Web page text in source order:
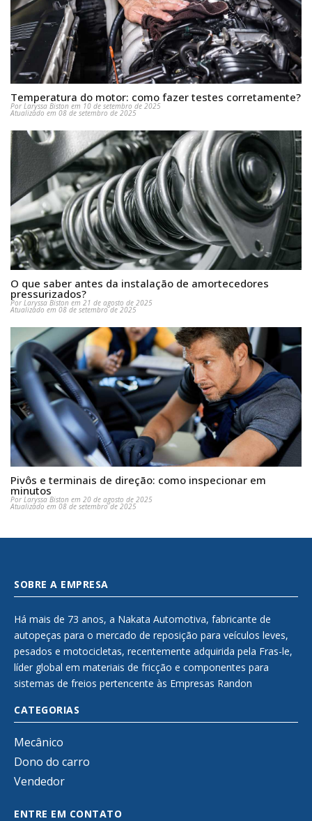
Temperatura do motor: como fazer testes corretamente?
Por Laryssa Biston em 10 de setembro de 2025
Atualizado em 08 de setembro de 2025
O que saber antes da instalação de amortecedores
pressurizados?
Por Laryssa Biston em 21 de agosto de 2025
Atualizado em 08 de setembro de 2025
Pivôs e terminais de direção: como inspecionar em
minutos
Por Laryssa Biston em 20 de agosto de 2025
Atualizado em 08 de setembro de 2025
SOBRE A EMPRESA
Há mais de 73 anos, a Nakata Automotiva, fabricante de
autopeças para o mercado de reposição para veículos leves,
pesados e motocicletas, recentemente adquirida pela Fras-le,
líder global em materiais de fricção e componentes para
sistemas de freios pertencente às Empresas Randon
CATEGORIAS
Mecânico
Dono do carro
Vendedor
ENTRE EM CONTATO